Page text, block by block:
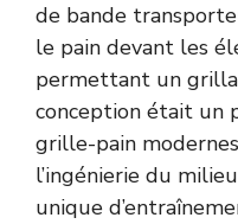
de bande
le pain devant les
permettant un
conception était un
grille-pain
l’ingénierie du
unique